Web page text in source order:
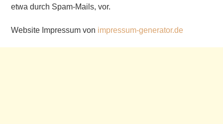
etwa durch Spam-Mails, vor.
Website Impressum von impressum-generator.de